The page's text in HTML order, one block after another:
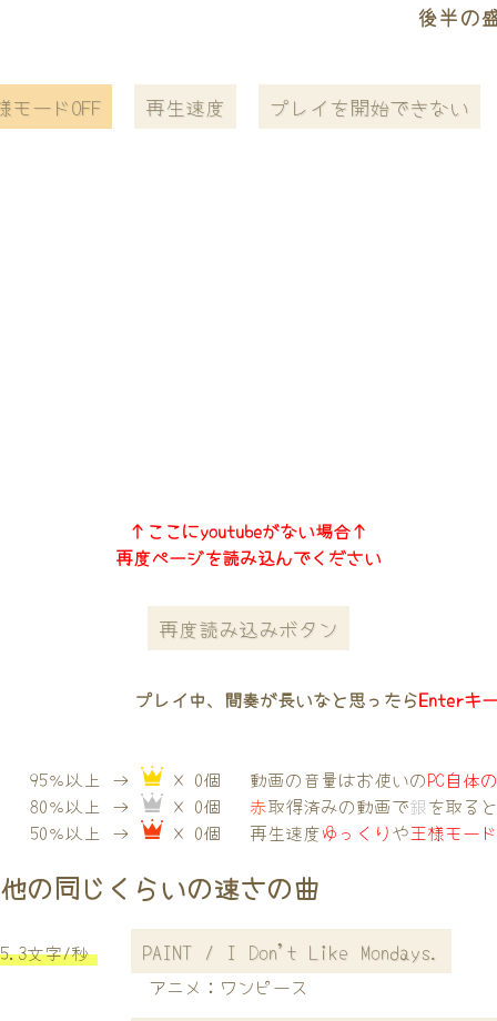
後半の
モードOFF 再生速度 プレイを開始できない
↑ここにyoutubeがない場合↑
再度ページを読み込んでください
再度読み込みボタン
プレイ中、間奏が長いなと思ったらEnterキ
95％以上 →
× 0個
80％以上 →
× 0個
50％以上 →
× 0個
動画の音量はお使いのPC自体
赤取得済みの動画で銀を取る
再生速度ゆっくりや王様モー
他の同じくらいの速さの曲
5.3文字/秒 PAINT / I Don't Like Mondays.
アニメ：ワンピース